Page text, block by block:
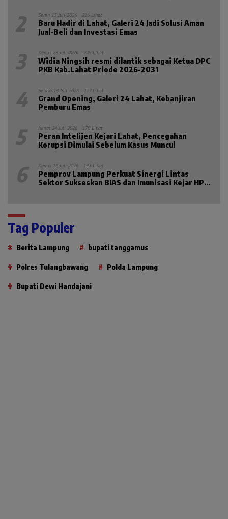
2 Senin 13 Juli 2026 216 Lihat
Baru Hadir di Lahat, Galeri 24 Jadi Solusi Aman
Jual-Beli dan Investasi Emas
3 Kamis 23 Juli 2026 209 Lihat
Widia Ningsih resmi dilantik sebagai Ketua DPC
PKB Kab.Lahat Priode 2026-2031
4 Selasa 14 Juli 2026 177 Lihat
Grand Opening, Galeri 24 Lahat, Kebanjiran
Pemburu Emas
5 Jumat 24 Juli 2026 170 Lihat
Peran Intelijen Kejari Lahat, Pencegahan
Korupsi Dimulai Sebelum Kasus Muncul
6 Kamis 16 Juli 2026 143 Lihat
Pemprov Lampung Perkuat Sinergi Lintas
Sektor Sukseskan BIAS dan Imunisasi Kejar HPV
Tag Populer
Berita Lampung bupati tanggamus
Polres Tulangbawang Polda Lampung
Bupati Dewi Handajani